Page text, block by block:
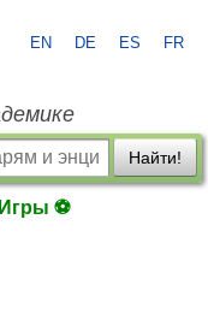
EN DE ES FR
Найти!
Игры ⚽